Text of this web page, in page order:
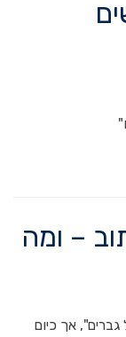
– ומה
אך כיום